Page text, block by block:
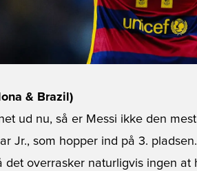
& Brazil)
ud nu, så er Messi ikke den
Jr., som hopper ind på 3.
det overrasker naturligvis ingen at